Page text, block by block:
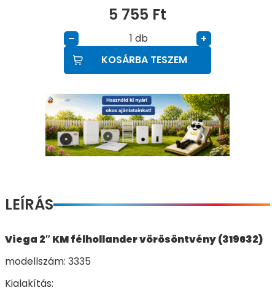
5 755 Ft
– db
+
KOSÁRBA TESZEM
LEÍRÁS
Viega 2″ KM félhollander vörösöntvény (319632)
modellszám: 3335
Kialakítás: